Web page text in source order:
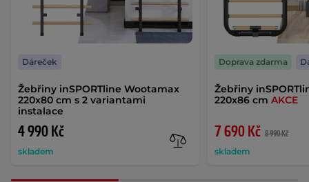
Žebřiny inSPORTline Wootamax
220x80 cm s 2 variantami
instalace
4 990 Kč
skladem
Dáreček
Žebřiny
220x86 cmAKCE
7 690 Kč 8 990 Kč
skladem
Doprava zdarma